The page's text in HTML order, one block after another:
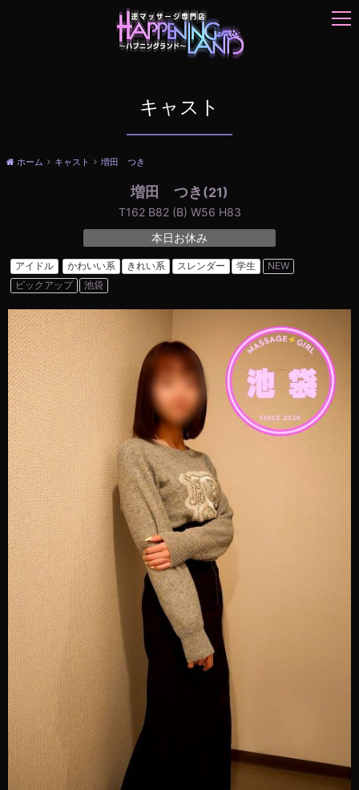
キャスト
ホーム キャスト 増田 つき
増田 つき (21)
T162 B82 (B) W56 H83
本日お休み
アイドル かわいい系 きれい系 スレンダー 学生
NEW
ピックアップ
池袋
t